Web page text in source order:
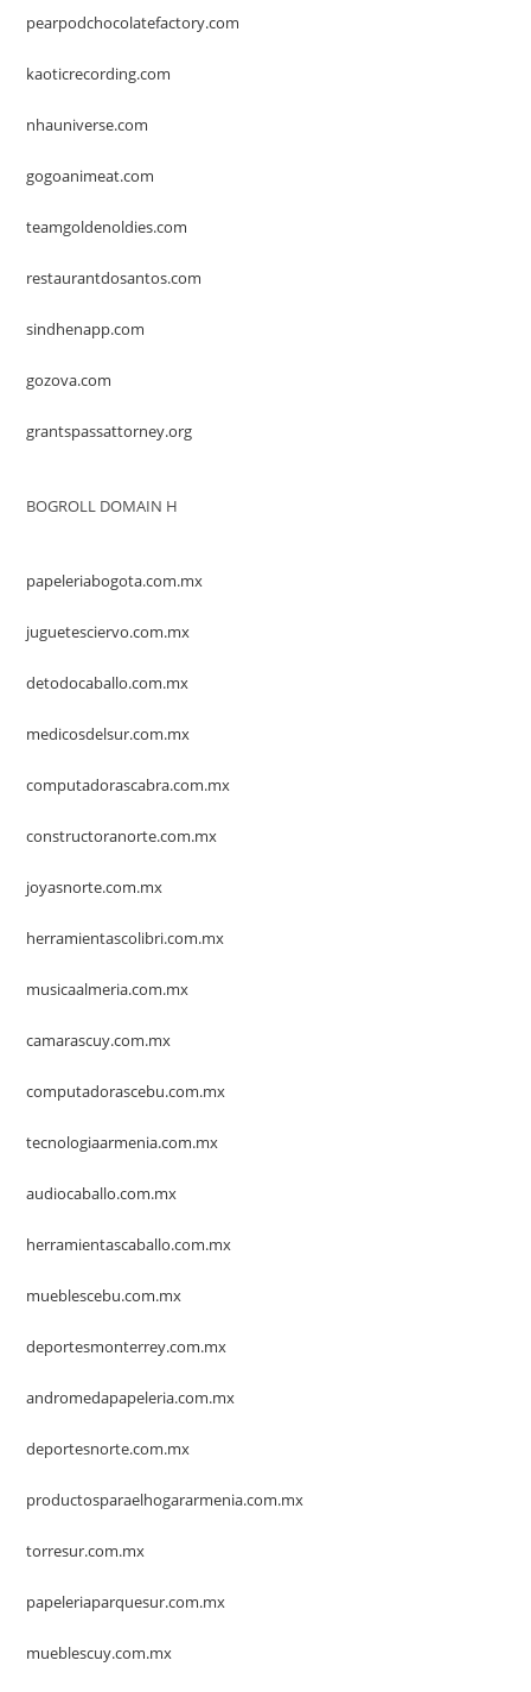
pearpodchocolatefactory.com
kaoticrecording.com
nhauniverse.com
gogoanimeat.com
teamgoldenoldies.com
restaurantdosantos.com
sindhenapp.com
gozova.com
grantspassattorney.org
BOGROLL DOMAIN H
papeleriabogota.com.mx
juguetesciervo.com.mx
detodocaballo.com.mx
medicosdelsur.com.mx
computadorascabra.com.mx
constructoranorte.com.mx
joyasnorte.com.mx
herramientascolibri.com.mx
musicaalmeria.com.mx
camarascuy.com.mx
computadorascebu.com.mx
tecnologiaarmenia.com.mx
audiocaballo.com.mx
herramientascaballo.com.mx
mueblescebu.com.mx
deportesmonterrey.com.mx
andromedapapeleria.com.mx
deportesnorte.com.mx
productosparaelhogararmenia.com.mx
torresur.com.mx
papeleriaparquesur.com.mx
mueblescuy.com.mx